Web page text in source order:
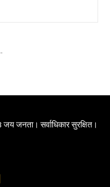
जनता। सर्वाधिकार सुरक्षित।